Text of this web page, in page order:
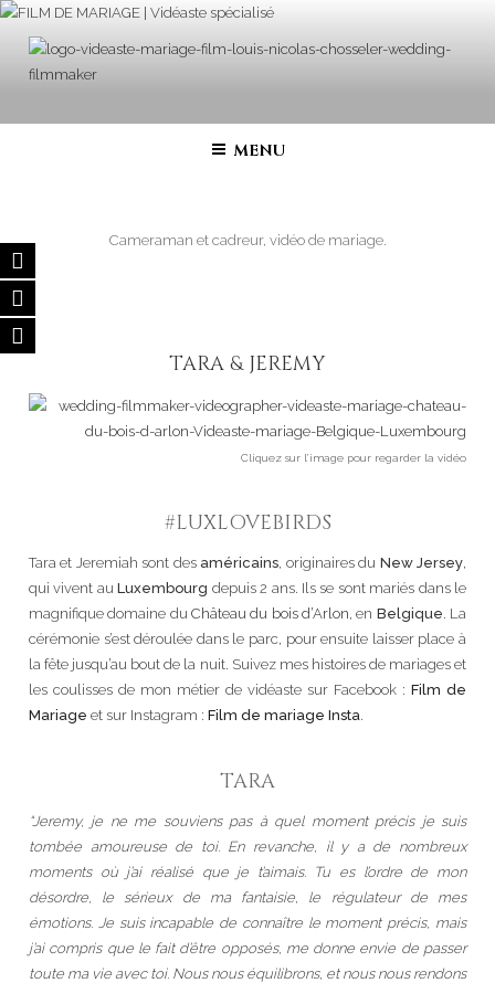
Aller
Belgique, Luxembourg, Suisse, Italie…
MENU
Cameraman et cadreur, vidéo de mariage.
TARA & JEREMY
Cliquez sur l’image pour regarder la vidéo
#LUXLOVEBIRDS
Tara et Jeremiah sont des américains, originaires du New Jersey,
qui vivent auLuxembourg depuis 2 ans. Ils se sont mariés dans le
magnifique domaine du Château du bois d’Arlon, en Belgique. La
cérémonie s’est déroulée dans le parc, pour ensuite laisser place à
la fête jusqu’au bout de la nuit. Suivez mes histoires de mariages et
les coulisses de mon métier de vidéaste sur Facebook : Film de
Mariage et sur Instagram : Film de mariage Insta.
TARA
“Jeremy, je ne me souviens pas à quel moment précis je suis
tombée amoureuse de toi. En revanche, il y a de nombreux
moments où j’ai réalisé que je t’aimais. Tu es l’ordre de mon
désordre, le sérieux de ma fantaisie, le régulateur de mes
émotions. Je suis incapable de connaître le moment précis, mais
j’ai compris que le fait d’être opposés, me donne envie de passer
toute ma vie avec toi. Nous nous équilibrons, et nous nous rendons